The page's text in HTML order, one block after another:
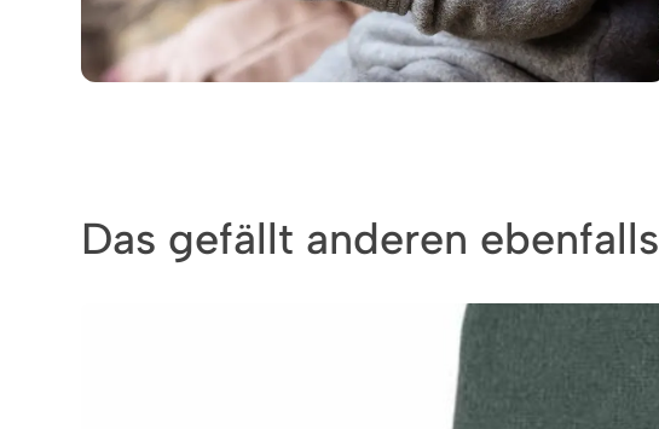
Das gefällt anderen ebenfalls